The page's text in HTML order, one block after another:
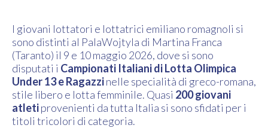
I giovani lottatori e lottatrici emiliano romagnoli si
sono distinti al PalaWojtyla di Martina Franca
(Taranto) il 9 e 10 maggio 2026, dove si sono
disputati i Campionati Italiani di Lotta Olimpica
Under 13 e Ragazzinelle specialità di greco-romana,
stile libero e lotta femminile. Quasi 200 giovani
atletiprovenienti da tutta Italia si sono sfidati per i
titoli tricolori di categoria.